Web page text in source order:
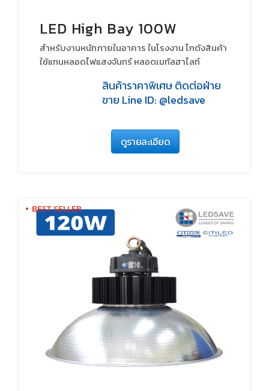
LED High Bay 100W
สำหรับงานหนักภายในอาคาร ในโรงงาน โกดังสินค้า
ใช้แทนหลอดไฟแสงจันทร์ หลอดเมทัลฮาไลท์
สินค้าราคาพิเศษ ติดต่อฝ่าย
ขาย Line ID: @ledsave
ดูรายละเอียด
BEST SELLER